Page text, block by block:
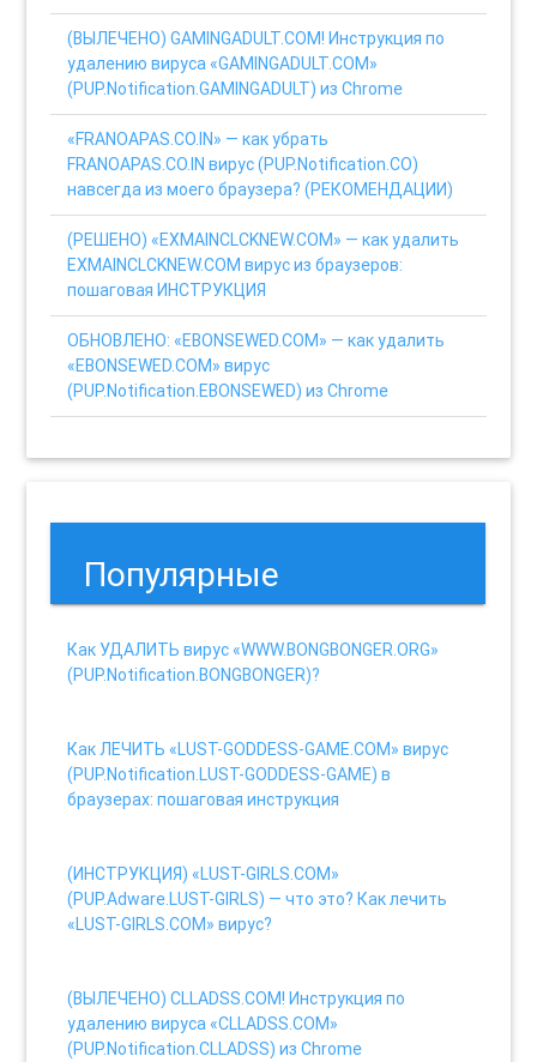
(ВЫЛЕЧЕНО) GAMINGADULT.COM! Инструкция по
удалению вируса «GAMINGADULT.COM»
(PUP.Notification.GAMINGADULT) из Chrome
«FRANOAPAS.CO.IN» — как убрать
FRANOAPAS.CO.IN вирус (PUP.Notification.CO)
навсегда из моего браузера? (РЕКОМЕНДАЦИИ)
(РЕШЕНО) «EXMAINCLCKNEW.COM» — как удалить
EXMAINCLCKNEW.COM вирус из браузеров:
пошаговая ИНСТРУКЦИЯ
ОБНОВЛЕНО: «EBONSEWED.COM» — как удалить
«EBONSEWED.COM» вирус
(PUP.Notification.EBONSEWED) из Chrome
Популярные
Как УДАЛИТЬ вирус «WWW.BONGBONGER.ORG»
(PUP.Notification.BONGBONGER)?
Как ЛЕЧИТЬ «LUST-GODDESS-GAME.COM» вирус
(PUP.Notification.LUST-GODDESS-GAME) в
браузерах: пошаговая инструкция
(ИНСТРУКЦИЯ) «LUST-GIRLS.COM»
(PUP.Adware.LUST-GIRLS) — что это? Как лечить
«LUST-GIRLS.COM» вирус?
(ВЫЛЕЧЕНО) CLLADSS.COM! Инструкция по
удалению вируса «CLLADSS.COM»
(PUP.Notification.CLLADSS) из Chrome